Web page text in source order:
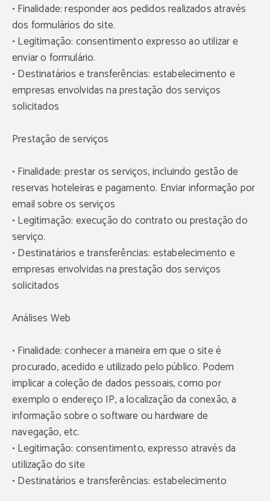
• Finalidade: responder aos pedidos realizados através
dos formulários do site.
• Legitimação: consentimento expresso ao utilizar e
enviar o formulário.
• Destinatários e transferências: estabelecimento e
empresas envolvidas na prestação dos serviços
solicitados
Prestação de serviços
• Finalidade: prestar os serviços, incluindo gestão de
reservas hoteleiras e pagamento. Enviar informação por
email sobre os serviços
• Legitimação: execução do contrato ou prestação do
serviço.
• Destinatários e transferências: estabelecimento e
empresas envolvidas na prestação dos serviços
solicitados
Análises Web
• Finalidade: conhecer a maneira em que o site é
procurado, acedido e utilizado pelo público. Podem
implicar a coleção de dados pessoais, como por
exemplo o endereço IP, a localização da conexão, a
informação sobre o software ou hardware de
navegação, etc.
• Legitimação: consentimento, expresso através da
utilização do site
• Destinatários e transferências: estabelecimento